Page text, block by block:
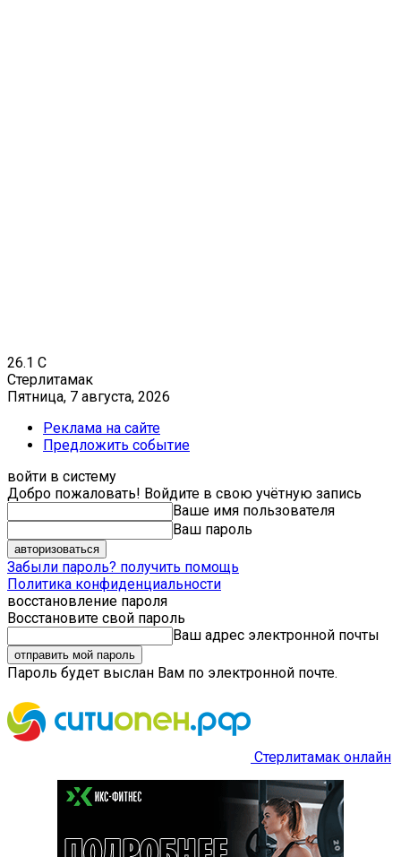
26.1 C
Стерлитамак
Пятница, 7 августа, 2026
Реклама на сайте
Предложить событие
войти в систему
Добро пожаловать! Войдите в свою учётную запись
Ваше имя пользователя
Ваш пароль
Забыли пароль? получить помощь
Политика конфиденциальности
восстановление пароля
Восстановите свой пароль
Ваш адрес электронной почты
Пароль будет выслан Вам по электронной почте.
Стерлитамак онлайн